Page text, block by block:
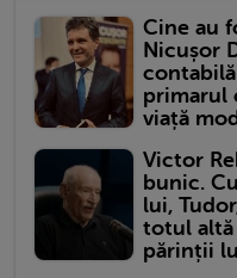
Cine au
Nicușor
primarul
viață
Victor
bunic.
lui,
totul altă
părinții